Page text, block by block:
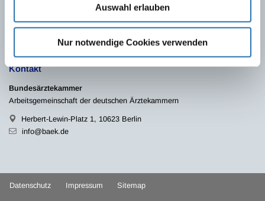
Auswahl erlauben
Nur notwendige Cookies verwenden
Ärzte Gesundheitsfachberufe Presse
Kontakt
Bundesärztekammer
Arbeitsgemeinschaft der deutschen Ärztekammern
Herbert-Lewin-Platz 1, 10623 Berlin
info@baek.de
Datenschutz Impressum Sitemap